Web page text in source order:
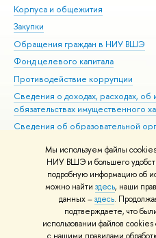
Мы используем файлы
НИУ ВШЭ и большего
подробную информацию об
можно найти здесь, наши
данных –здесь.
подтверждаете, что
использовании файлов
Корпуса и общежития
Закупки
Обращения граждан в НИУ ВШЭ
Фонд целевого капитала
Противодействие коррупции
Сведения о доходах, расходах, об
обязательствах имущественного
Сведения об образовательной
Людям с ограниченными
Единая платежная страница
Работа в Вышке
© НИУ ВШЭ 1993–2026 Адреса и